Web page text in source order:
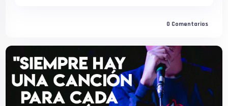
0 Comentarios